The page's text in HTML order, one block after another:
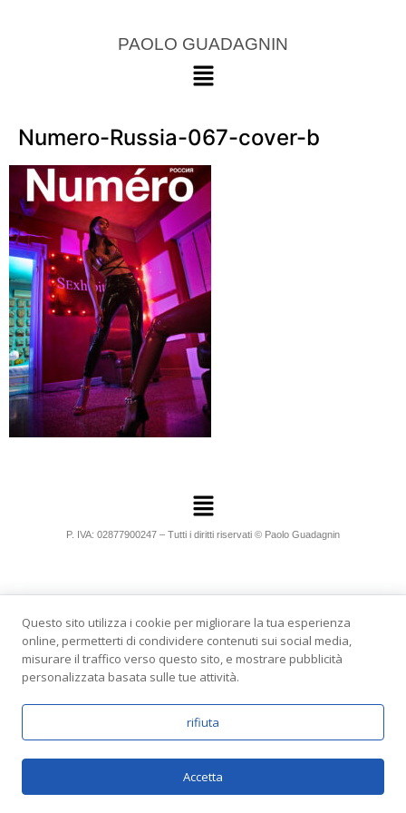
PAOLO GUADAGNIN
Numero-Russia-067-cover-b
P. IVA: 02877900247 – Tutti i diritti riservati © Paolo Guadagnin
Questo sito utilizza i cookie per migliorare la tua esperienza
online, permetterti di condividere contenuti sui social media,
misurare il traffico verso questo sito, e mostrare pubblicità
personalizzata basata sulle tue attività.
rifiuta
Accetta